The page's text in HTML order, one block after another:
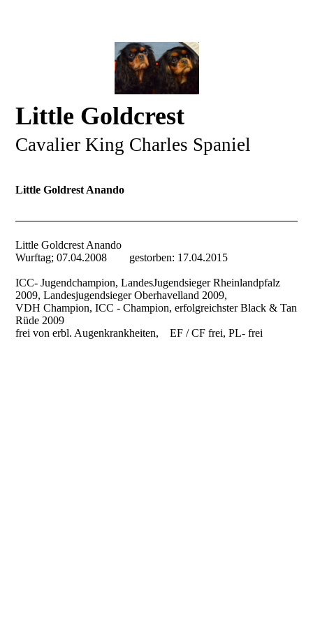
Little Goldcrest
Cavalier King Charles Spaniel
Little Goldrest Anando
Little Goldcrest Anando
Wurftag; 07.04.2008 gestorben: 17.04.2015
ICC- Jugendchampion, LandesJugendsieger Rheinlandpfalz
2009, Landesjugendsieger Oberhavelland 2009,
VDH Champion, ICC - Champion, erfolgreichster Black & Tan
Rüde 2009
frei von erbl. Augenkrankheiten, EF / CF frei, PL- frei